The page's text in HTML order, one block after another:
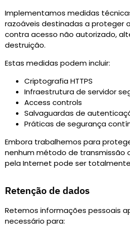
Implementamos medidas
razoáveis destinadas a proteger
contra acesso não autorizado,
destruição.
Estas medidas podem incluir:
Criptografia HTTPS
Infraestrutura de servidor
Access controls
Salvaguardas de
Práticas de segurança
Embora trabalhemos para
nenhum método de transmissão
pela Internet pode ser
Retenção de dados
Retemos informações pessoais
necessário para: